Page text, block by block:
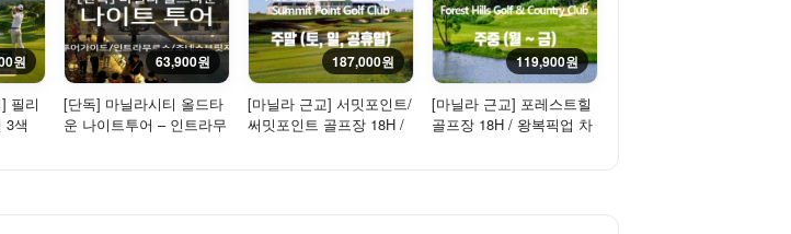
원
필리
3색
63,900원
[단독] 마닐라시티 올드타
운 나이트투어 – 인트라무
187,000원
[마닐라 근교] 서밋포인트/
써밋포인트 골프장 18H /
119,900원
[마닐라 근교] 포레스트힐
골프장 18H / 왕복픽업 차